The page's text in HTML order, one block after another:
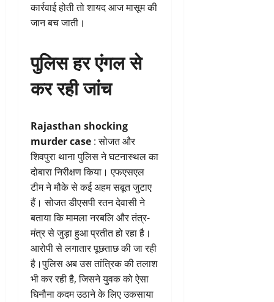
कार्रवाई होती तो शायद आज मासूम की
जान बच जाती।
पुलिस हर एंगल से
कर रही जांच
Rajasthan shocking
murder case : सोजत और
शिवपुरा थाना पुलिस ने घटनास्थल का
दोबारा निरीक्षण किया। एफएसएल
टीम ने मौके से कई अहम सबूत जुटाए
हैं। सोजत डीएसपी रतन देवासी ने
बताया कि मामला नरबलि और तंत्र-
मंत्र से जुड़ा हुआ प्रतीत हो रहा है।
आरोपी से लगातार पूछताछ की जा रही
है।पुलिस अब उस तांत्रिक की तलाश
भी कर रही है, जिसने युवक को ऐसा
घिनौना कदम उठाने के लिए उकसाया